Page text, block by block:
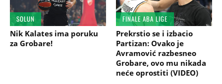
SOLUN
Nik Kalates ima poruku
za Grobare!
FINALE ABA LIGE
Prekrstio se i izbacio
Partizan: Ovako je
Avramović razbesneo
Grobare, ovo mu nikada
neće oprostiti (VIDEO)